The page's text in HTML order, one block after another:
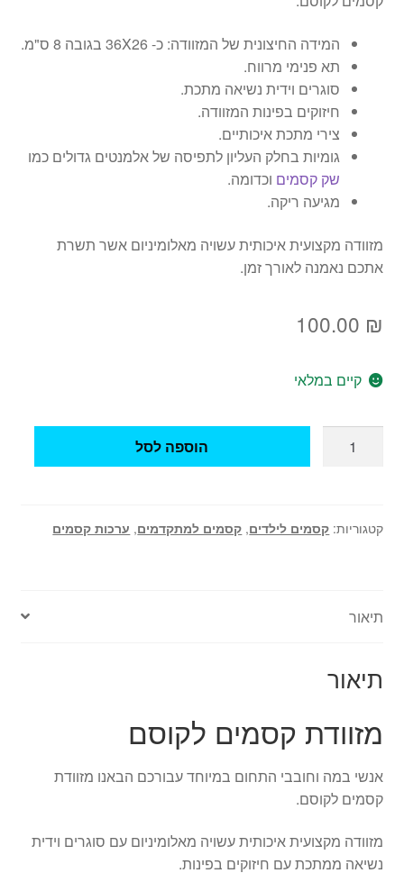
המידה החיצונית של המזוודה: כ- 36X26 בגובה 8 ס"מ.
תא פנימי מרווח.
סוגרים וידית נשיאה מתכת.
חיזוקים בפינות המזוודה.
צירי מתכת איכותיים.
גומיות בחלק העליון לתפיסה של אלמנטים גדולים כמו
שק קסמים וכדומה.
מגיעה ריקה.
מזוודה מקצועית איכותית עשויה מאלומיניום אשר תשרת
אתכם נאמנה לאורך זמן.
100.00 ₪
קיים במלאי
לקוסם
מאלומיניום
הוספה לסל
קטגוריות: קסמים לילדים, קסמים למתקדמים, ערכות קסמים
תיאור
תיאור
מזוודת קסמים לקוסם
אנשי במה וחובבי התחום במיוחד עבורכם הבאנו מזוודת
קסמים לקוסם.
מזוודה מקצועית איכותית עשויה מאלומיניום עם סוגרים וידית
נשיאה ממתכת עם חיזוקים בפינות.